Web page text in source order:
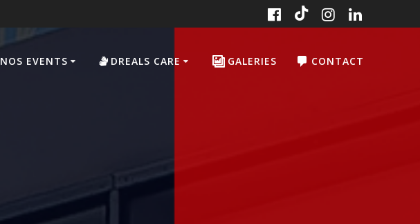
NOS EVENTS DREALS CARE GALERIES CONTACT